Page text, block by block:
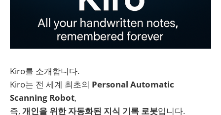
Kiro를 소개합니다.
Kiro는 전 세계 최초의 Personal Automatic
Scanning Robot,
즉, 개인을 위한 자동화된 지식 기록 로봇입니다.